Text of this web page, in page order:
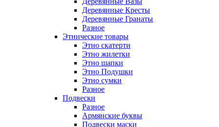
Деревянные Кресты
Деревянные Гранаты
Разное
Этнические товары
Этно скатерти
Этно жилетки
Этно шапки
Этно Подушки
Этно сумки
Разное
Подвески
Разное
Армянские буквы
Подвески маски